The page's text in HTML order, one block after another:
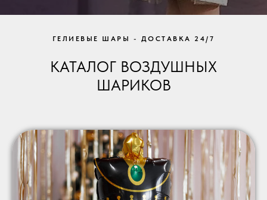
ГЕЛИЕВЫЕ ШАРЫ - ДОСТАВКА 24/7
КАТАЛОГ ВОЗДУШНЫХ
ШАРИКОВ